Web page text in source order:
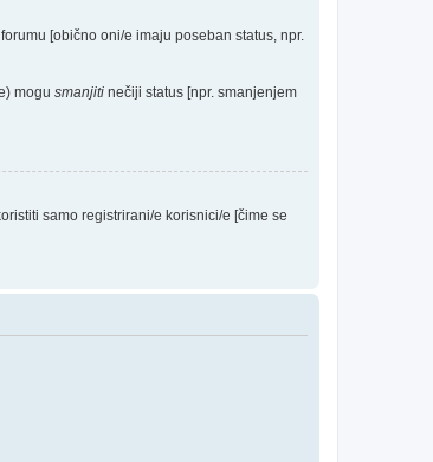
[obično oni/e imaju poseban status, npr.
mogu smanjiti nečiji status [npr. smanjenjem
samo registrirani/e korisnici/e [čime se